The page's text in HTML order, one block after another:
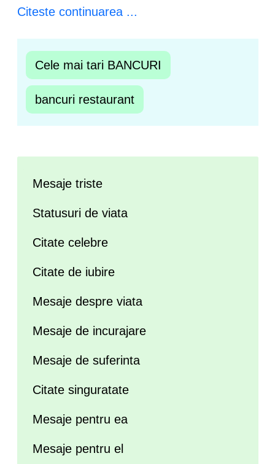
Citeste continuarea ...
Cele mai tari BANCURI
bancuri restaurant
Mesaje triste
Statusuri de viata
Citate celebre
Citate de iubire
Mesaje despre viata
Mesaje de incurajare
Mesaje de suferinta
Citate singuratate
Mesaje pentru ea
Mesaje pentru el